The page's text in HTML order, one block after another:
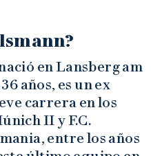
en Lansberg am
años, es un ex
carrera en los
II y F.C.
entre los años